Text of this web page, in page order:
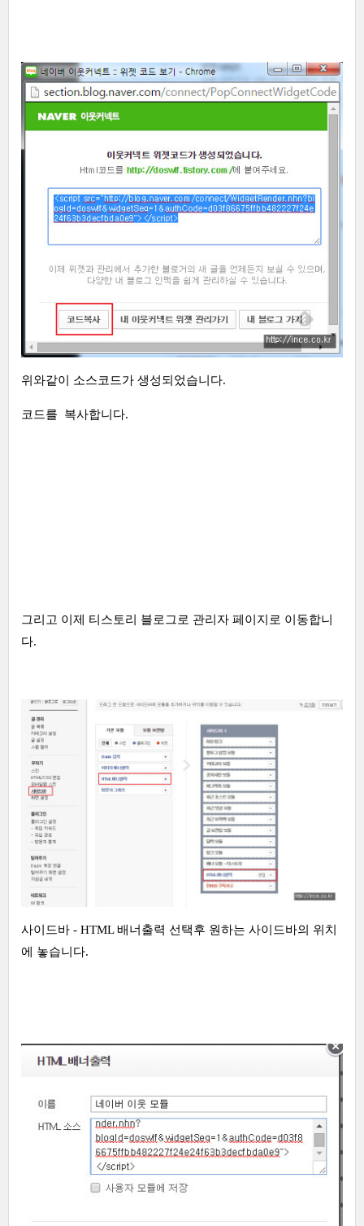
위와같이 소스코드가 생성되었습니다.
코드를 복사합니다.
그리고 이제 티스토리 블로그로 관리자 페이지로 이동합니
다.
사이드바 - HTML 배너출력 선택후 원하는 사이드바의 위치
에 놓습니다.